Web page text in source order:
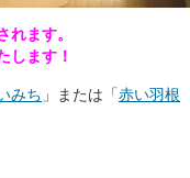
ます。
します！
みち 」または「赤い羽根